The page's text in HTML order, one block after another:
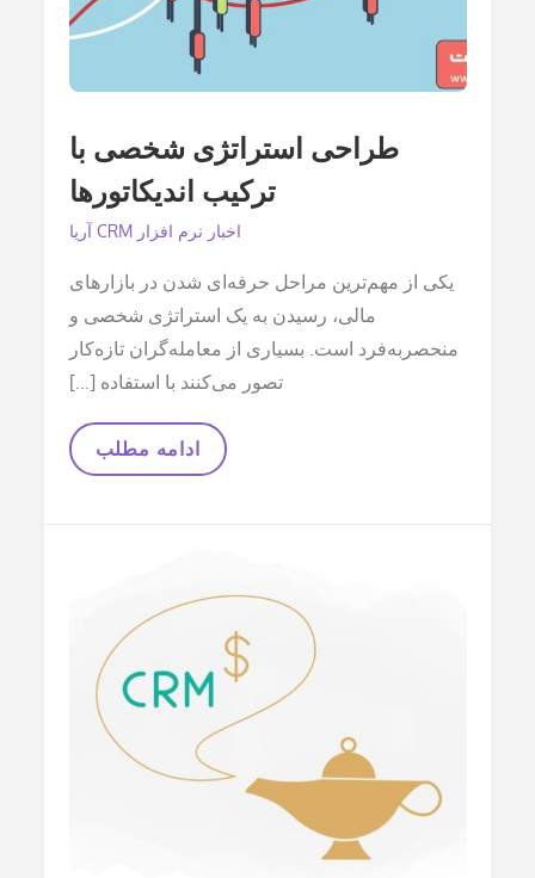
طراحی استراتژی شخصی با
ترکیب اندیکاتورها
اخبار نرم افزار CRM آریا
یکی از مهم‌ترین مراحل حرفه‌ای شدن در بازارهای
مالی، رسیدن به یک استراتژی شخصی و
منحصربه‌فرد است. بسیاری از معامله‌گران تازه‌کار
تصور می‌کنند با استفاده […]
طراحی
استراتژی
ترکیب
ادامه مطلب